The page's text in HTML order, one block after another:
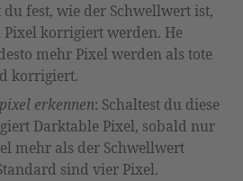
du fest, wie der Schwellwert ist,
Pixel korrigiert werden. He
mehr Pixel werden als tote
korrigiert.
erkennen: Schaltest du diese
Darktable Pixel, sobald nur
mehr als der Schwellwert
sind vier Pixel.